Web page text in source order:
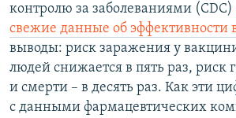
контролю за заболеваниями (CDC)
свежие данные об эффективности
выводы: риск заражения у
людей снижается в пять раз, риск
и смерти – в десять раз. Как эти
с данными фармацевтических